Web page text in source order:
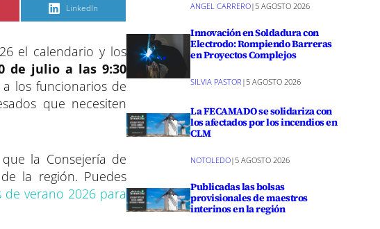
C
m
r
t
i
r
e
n
LinkedIn
el calendario y los
de julio a las 9:30
los funcionarios de
que necesiten
la Consejería de
la región. Puedes
verano 2026 para
ANGEL CARRERO|5 AGOSTO 2026
Innovación en Soldadura con
Electrodo: Rompiendo Barreras
en Proyectos Complejos
SILVIA PASTOR | 5 AGOSTO 2026
La FECAMADO se solidariza con
los afectados por los incendios en
CLM
NOTOLEDO|5 AGOSTO 2026
Publicadas las bolsas
provisionales de maestros
interinos en la región